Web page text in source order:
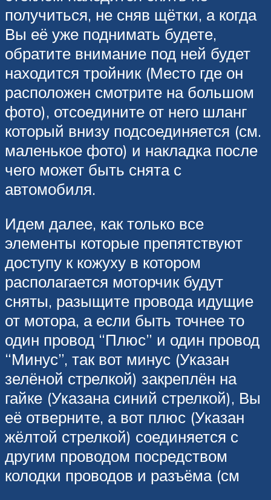
получиться, не сняв щётки, а когда
Вы её уже поднимать будете,
обратите внимание под ней будет
находится тройник (Место где он
расположен смотрите на большом
фото), отсоедините от него шланг
который внизу подсоединяется (см.
маленькое фото) и накладка после
чего может быть снята с
автомобиля.
Идем далее, как только все
элементы которые препятствуют
доступу к кожуху в котором
располагается моторчик будут
сняты, разыщите провода идущие
от мотора, а если быть точнее то
один провод “Плюс” и один провод
“Минус”, так вот минус (Указан
зелёной стрелкой) закреплён на
гайке (Указана синий стрелкой), Вы
её отверните, а вот плюс (Указан
жёлтой стрелкой) соединяется с
другим проводом посредством
колодки проводов и разъёма (см